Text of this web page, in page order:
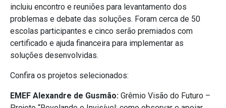
incluiu encontro e reuniões para levantamento dos
problemas e debate das soluções. Foram cerca de 50
escolas participantes e cinco serão premiados com
certificado e ajuda financeira para implementar as
soluções desenvolvidas.
Confira os projetos selecionados:
EMEF Alexandre de Gusmão: Grêmio Visão do Futuro –